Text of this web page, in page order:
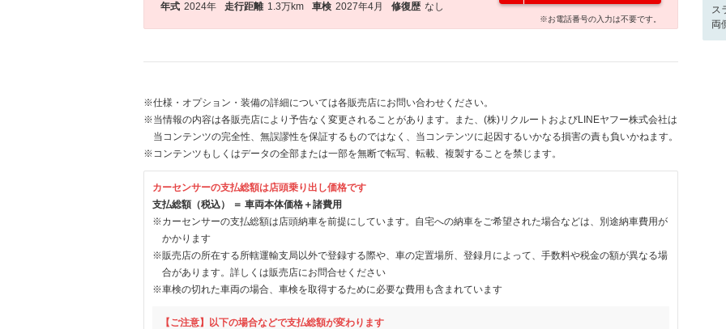
年式 2024年 走行距離 1.3万km 車検 2027年4月 修復歴 なし
※お電話番号の入力は不要です。
※仕様・オプション・装備の詳細については各販売店にお問い合わせください。
※当情報の内容は各販売店により予告なく変更されることがあります。また、(株)リクルートおよびLINEヤフー株式会社は
当コンテンツの完全性、無誤謬性を保証するものではなく、当コンテンツに起因するいかなる損害の責も負いかねます。
※コンテンツもしくはデータの全部または一部を無断で転写、転載、複製することを禁じます。
カーセンサーの支払総額は店頭乗り出し価格です
支払総額（税込） ＝ 車両本体価格＋諸費用
※カーセンサーの支払総額は店頭納車を前提にしています。自宅への納車をご希望された場合などは、別途納車費用が
かかります
※販売店の所在する所轄運輸支局以外で登録する際や、車の定置場所、登録月によって、手数料や税金の額が異なる場
合があります。詳しくは販売店にお問合せください
※車検の切れた車両の場合、車検を取得するために必要な費用も含まれています
【ご注意】以下の場合などで支払総額が変わります
ス
両